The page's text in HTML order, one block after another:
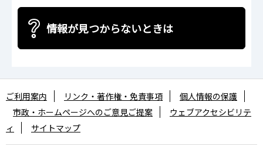
情報が見つからないときは
ご利用案内 リンク・著作権・免責事項
個人情報の保護
市政・ホームページへのご意見ご提案
ウェブアクセシビリテ
ィ
サイトマップ